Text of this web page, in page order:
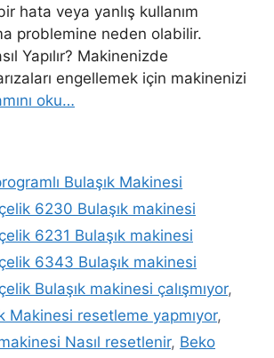
hata veya yanlış kullanım
problemine neden olabilir.
Yapılır? Makinenizde
engellemek için makinenizi
oku…
Bulaşık Makinesi
6230 Bulaşık makinesi
6231 Bulaşık makinesi
6343 Bulaşık makinesi
Bulaşık makinesi çalışmıyor,
Makinesi resetleme yapmıyor,
Nasıl resetlenir, Beko